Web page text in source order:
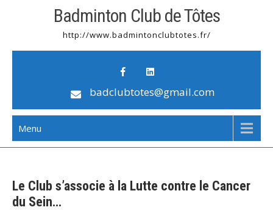
Badminton Club de Tôtes
http://www.badmintonclubtotes.fr/
badclubtotes@gmail.com
Menu
Le Club s’associe à la Lutte contre le Cancer
du Sein…